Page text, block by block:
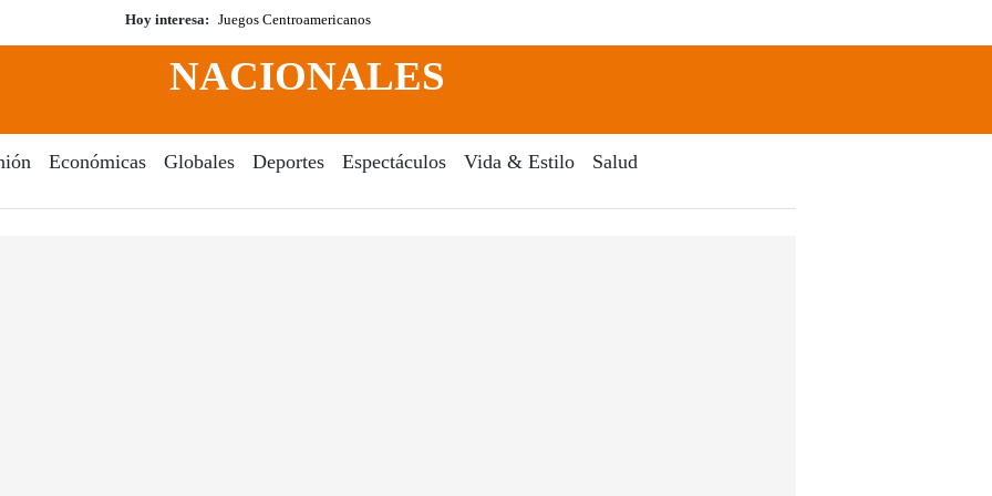
Hoy interesa: Juegos Centroamericanos
Search
NACIONALES
Económicas Globales Deportes Espectáculos Vida & Estilo Salud